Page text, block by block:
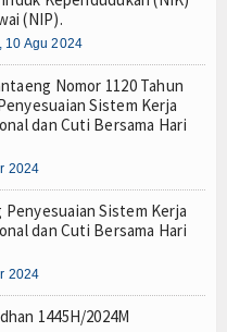
PESERTA ALOKASI PPPK
Data ASN se Kabupaten
Sumpah Pejabat
dan Pejabat
Pelaksanaan Seleksi
Dilantik, Bupati Bantaeng
PESERTA ALOKASI PPPK
(NIP).
10 Agu 2024
Nomor 1120 Tahun
Sistem Kerja
dan Cuti Bersama Hari
2024
Penyesuaian Sistem Kerja
dan Cuti Bersama Hari
2024
1445H/2024M